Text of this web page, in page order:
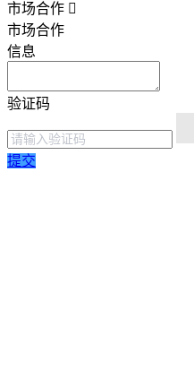
市场合作
市场合作
信息
验证码
提交